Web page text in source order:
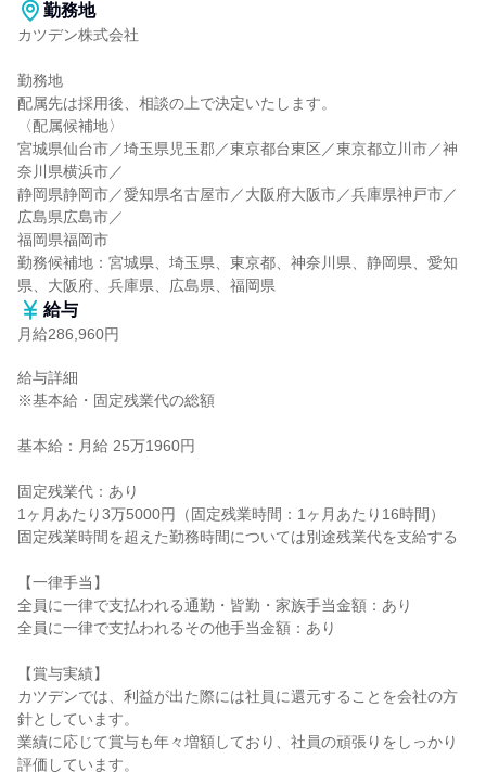
勤務地
カツデン株式会社
勤務地
配属先は採用後、相談の上で決定いたします。
〈配属候補地〉
宮城県仙台市／埼玉県児玉郡／東京都台東区／東京都立川市／神
奈川県横浜市／
静岡県静岡市／愛知県名古屋市／大阪府大阪市／兵庫県神戸市／
広島県広島市／
福岡県福岡市
勤務候補地：宮城県、埼玉県、東京都、神奈川県、静岡県、愛知
県、大阪府、兵庫県、広島県、福岡県
給与
月給286,960円
給与詳細
※基本給・固定残業代の総額
基本給：月給 25万1960円
固定残業代：あり
1ヶ月あたり3万5000円（固定残業時間：1ヶ月あたり16時間）
固定残業時間を超えた勤務時間については別途残業代を支給する
【一律手当】
全員に一律で支払われる通勤・皆勤・家族手当金額：あり
全員に一律で支払われるその他手当金額：あり
【賞与実績】
カツデンでは、利益が出た際には社員に還元することを会社の方
針としています。
業績に応じて賞与も年々増額しており、社員の頑張りをしっかり
評価しています。